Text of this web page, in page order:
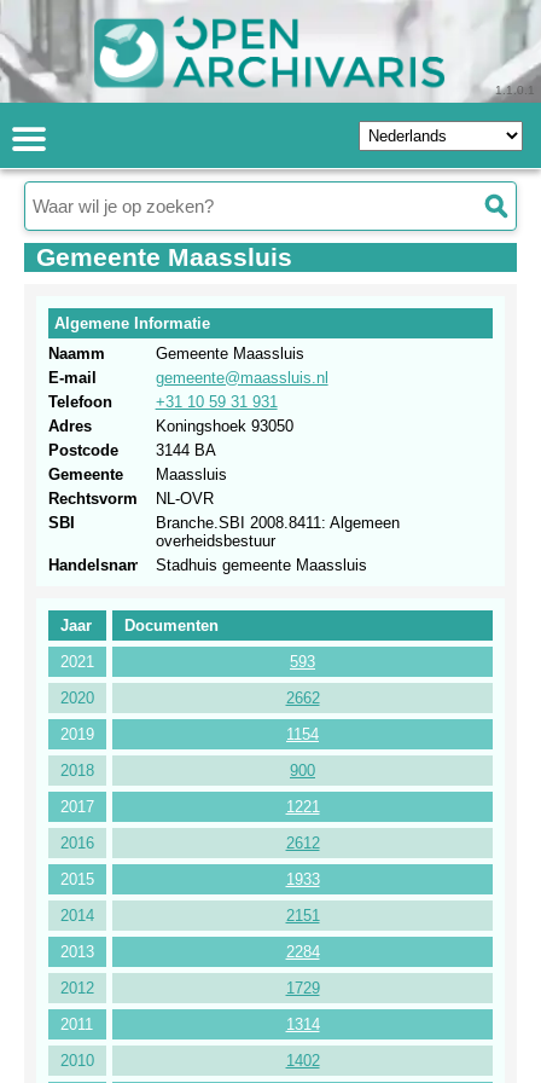
1.1.0.1
Gemeente Maassluis
Jaar
Documenten
2021
593
2020
2662
2019
1154
2018
900
2017
1221
2016
2612
2015
1933
2014
2151
2013
2284
2012
1729
2011
1314
2010
1402
Algemene Informatie
Naamm
Gemeente Maassluis
E-mail
gemeente@maassluis.nl
Telefoon
+31 10 59 31 931
Adres
Koningshoek 93050
Postcode
3144 BA
Gemeente
Maassluis
Rechtsvorm
NL-OVR
SBI
Branche.SBI 2008.8411: Algemeen
overheidsbestuur
HandelsnamenStadhuis gemeente Maassluis